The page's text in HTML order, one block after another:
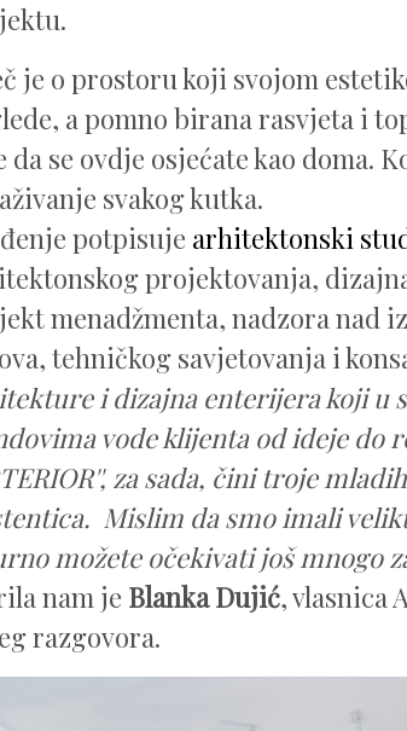
je o prostoru koji svojom
a pomno birana rasvjeta i
da se ovdje osjećate kao doma.
svakog kutka.
potpisuje arhitektonski
projektovanja,
menadžmenta, nadzora nad
tehničkog savjetovanja i
i dizajna enterijera koji u
vode klijenta od ideje do
za sada, čini troje
Mislim da smo imali
možete očekivati još mnogo
nam je Blanka Dujić, vlasnica
razgovora.